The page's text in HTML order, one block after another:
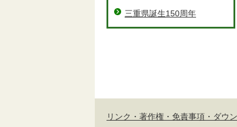
三重県誕生150周年
リンク・著作権・免責事項・ダウ